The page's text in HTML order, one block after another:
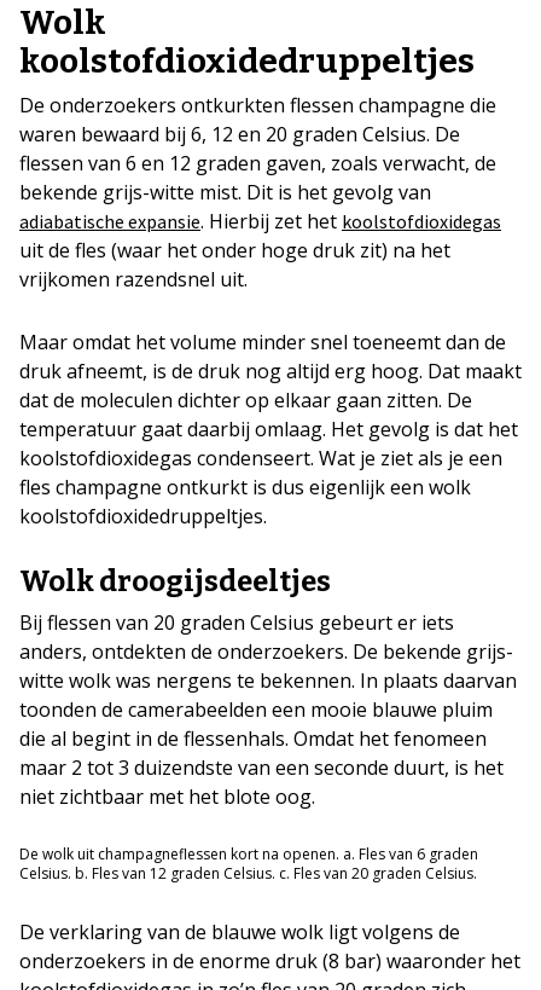
Wolk
koolstofdioxidedruppeltjes
De onderzoekers ontkurkten flessen champagne die
waren bewaard bij 6, 12 en 20 graden Celsius. De
flessen van 6 en 12 graden gaven, zoals verwacht, de
bekende grijs-witte mist. Dit is het gevolg van
adiabatische expansie. Hierbij zet het koolstofdioxidegas
uit de fles (waar het onder hoge druk zit) na het
vrijkomen razendsnel uit.
Maar omdat het volume minder snel toeneemt dan de
druk afneemt, is de druk nog altijd erg hoog. Dat maakt
dat de moleculen dichter op elkaar gaan zitten. De
temperatuur gaat daarbij omlaag. Het gevolg is dat het
koolstofdioxidegas condenseert. Wat je ziet als je een
fles champagne ontkurkt is dus eigenlijk een wolk
koolstofdioxidedruppeltjes.
Wolk droogijsdeeltjes
Bij flessen van 20 graden Celsius gebeurt er iets
anders, ontdekten de onderzoekers. De bekende grijs-
witte wolk was nergens te bekennen. In plaats daarvan
toonden de camerabeelden een mooie blauwe pluim
die al begint in de flessenhals. Omdat het fenomeen
maar 2 tot 3 duizendste van een seconde duurt, is het
niet zichtbaar met het blote oog.
De wolk uit champagneflessen kort na openen. a. Fles van 6 graden
Celsius. b. Fles van 12 graden Celsius. c. Fles van 20 graden Celsius.
De verklaring van de blauwe wolk ligt volgens de
onderzoekers in de enorme druk (8 bar) waaronder het